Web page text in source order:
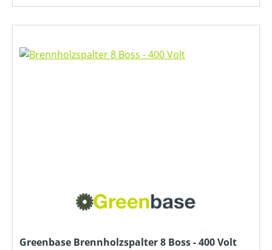
Greenbase Brennholzspalter 8 Boss - 400 Volt